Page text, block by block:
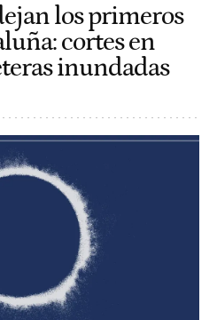
los primeros
cortes en
inundadas